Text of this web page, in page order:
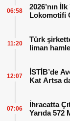
2026’nın
Lokomotifi
06:58
Türk
liman
11:20
İSTİB’de
Kat Artsa
12:07
İhracatta
Yarıda 572
07:06